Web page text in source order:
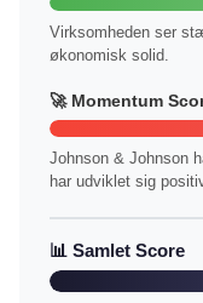
Virksomheden ser
økonomisk solid.
🚀 Momentum
Johnson & Johnson
har udviklet sig
📊 Samlet Score